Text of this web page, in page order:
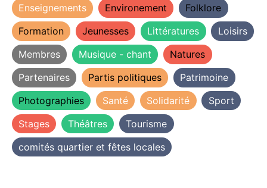
Enseignements
Environement
Folklore
Formation
Jeunesses Littératures
Loisirs
Membres
Musique - chant
Natures
Partenaires
Partis politiques
Patrimoine
Photographies
Santé Solidarité
Sport
Stages
Théâtres
Tourisme
comités quartier et fêtes locales